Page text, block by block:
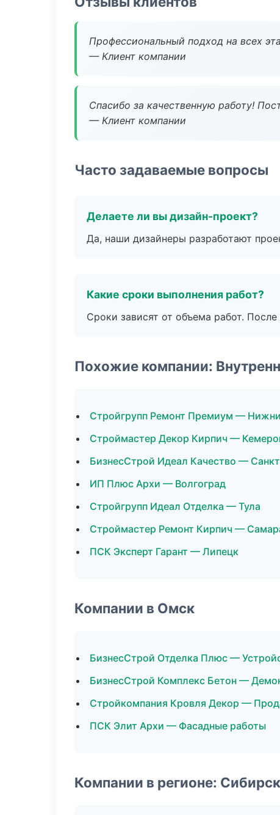
Профессиональный подход на всех
— Клиент компании
Спасибо за качественную работу!
— Клиент компании
Часто задаваемые вопросы
Делаете ли вы дизайн-проект?
Да, наши дизайнеры разработают
Какие сроки выполнения работ?
Сроки зависят от объема работ.
Похожие компании:
Стройгрупп Ремонт Премиум —
Строймастер Декор Кирпич —
БизнесСтрой Идеал Качество —
ИП Плюс Архи — Волгоград
Стройгрупп Идеал Отделка — Тула
Строймастер Ремонт Кирпич —
ПСК Эксперт Гарант — Липецк
Компании в Омск
БизнесСтрой Отделка Плюс —
БизнесСтрой Комплекс Бетон —
Стройкомпания Кровля Декор —
ПСК Элит Архи — Фасадные работы
Компании в регионе: